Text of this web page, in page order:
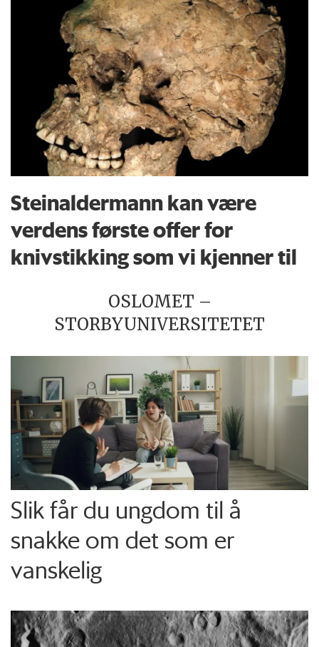
Steinaldermann kan være
verdens første offer for
knivstikking som vi kjenner til
OSLOMET –
STORBYUNIVERSITETET
Slik får du ungdom til å
snakke om det som er
vanskelig